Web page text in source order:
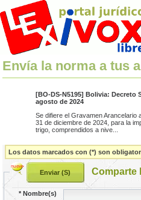
Envía la norma a tus
[BO-DS-N5195] Bolivia: Decreto
agosto de 2024
Se difiere el Gravamen Arancelario
31 de diciembre de 2024, para la
trigo, comprendidos a nive...
Los datos marcados con (*) son
Comparte
*Nombre(s)